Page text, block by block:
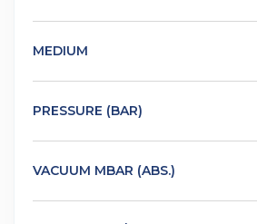
MEDIUM
PRESSURE (BAR)
VACUUM MBAR (ABS.)